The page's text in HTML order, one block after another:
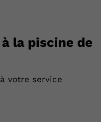
la piscine de
votre service